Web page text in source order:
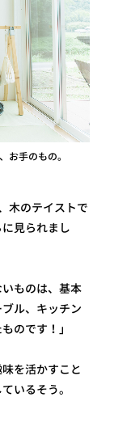
お手のもの。
木のテイストで
見られまし
いものは、基本
ル、キッチン
のです！」
を活かすこと
いるそう。